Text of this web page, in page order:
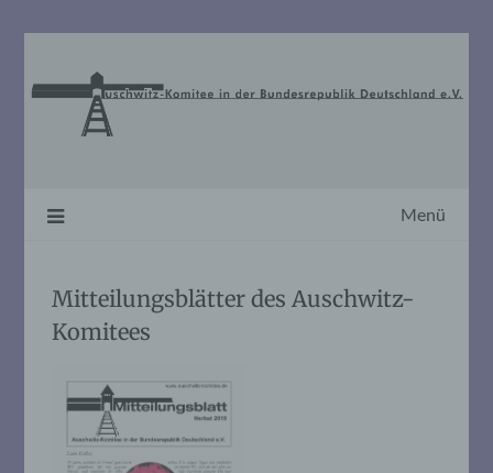
Menü
Mitteilungsblätter des Auschwitz-
Komitees